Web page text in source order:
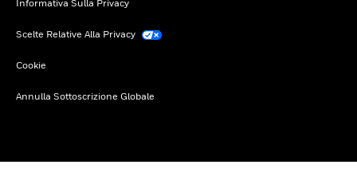
Informativa Sulla Privacy
Scelte Relative Alla Privacy
Cookie
Annulla Sottoscrizione Globale